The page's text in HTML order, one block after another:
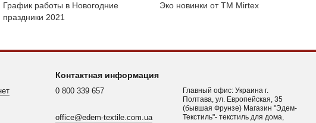
График работы в Новогодние
праздники 2021
Эко новинки от ТМ Mirtex
Контактная информация
0 800 339 657
office@edem-textile.com.ua
Главный офис: Украина г.
Полтава, ул. Европейская, 35
(бывшая Фрунзе) Магазин "Эдем-
Текстиль"- текстиль для дома,